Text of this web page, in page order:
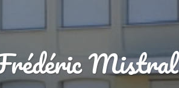
Mistral